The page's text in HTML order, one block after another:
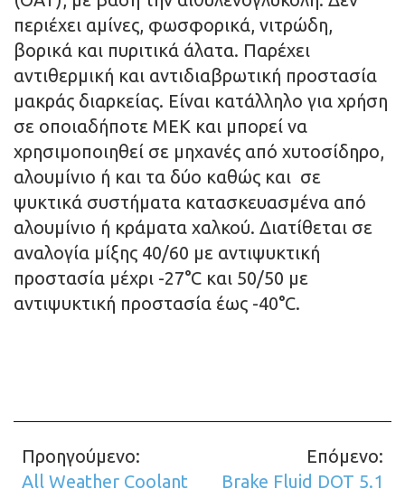
περιέχει αμίνες, φωσφορικά, νιτρώδη,
βορικά και πυριτικά άλατα. Παρέχει
αντιθερμική και αντιδιαβρωτική προστασία
μακράς διαρκείας. Είναι κατάλληλο για χρήση
σε οποιαδήποτε ΜΕΚ και μπορεί να
χρησιμοποιηθεί σε μηχανές από χυτοσίδηρο,
αλουμίνιο ή και τα δύο καθώς και σε
ψυκτικά συστήματα κατασκευασμένα από
αλουμίνιο ή κράματα χαλκού. Διατίθεται σε
αναλογία μίξης 40/60 με αντιψυκτική
προστασία μέχρι -27°C και 50/50 με
αντιψυκτική προστασία έως -40°C.
Σχετικά
Προηγούμενο:
All Weather Coolant
Επόμενο:
Brake Fluid DOT 5.1